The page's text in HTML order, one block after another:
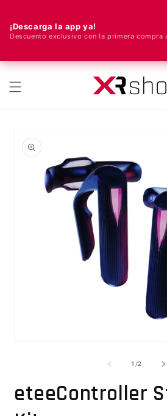
¡Descarga la app ya!
Descuento exclusivo con la primera compra
a la información del producto
1 /de
2
eteeController